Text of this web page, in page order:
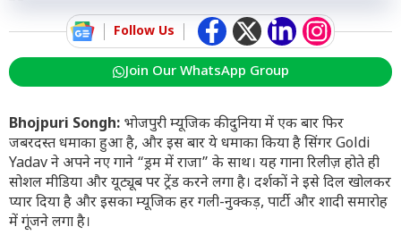
Follow Us
Join Our WhatsApp Group
Bhojpuri Songh: भोजपुरी म्यूजिक की दुनिया में एक बार फिर
जबरदस्त धमाका हुआ है, और इस बार ये धमाका किया है सिंगर Goldi
Yadav ने अपने नए गाने “ड्रम में राजा” के साथ। यह गाना रिलीज़ होते ही
सोशल मीडिया और यूट्यूब पर ट्रेंड करने लगा है। दर्शकों ने इसे दिल खोलकर
प्यार दिया है और इसका म्यूजिक हर गली-नुक्कड़, पार्टी और शादी समारोह
में गूंजने लगा है।